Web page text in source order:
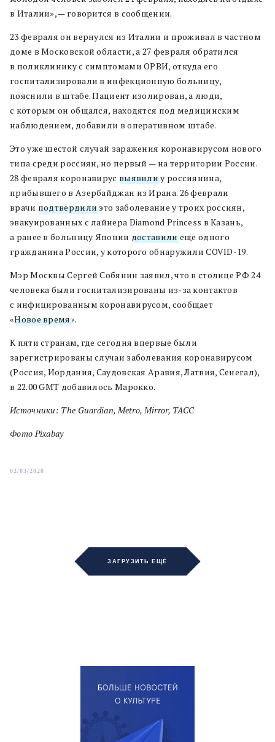
в Италии», — говорится в сообщении.
23 февраля он вернулся из Италии и проживал в частном
доме в Московской области, а 27 февраля обратился
в поликлинику с симптомами ОРВИ, откуда его
госпитализировали в инфекционную больницу,
пояснили в штабе. Пациент изолирован, а люди,
с которым он общался, находятся под медицинским
наблюдением, добавили в оперативном штабе.
Это уже шестой случай заражения коронавирусом нового
типа среди россиян, но первый — на территории России.
28 февраля коронавирус выявилиу россиянина,
прибывшего в Азербайджан из Ирана. 26 феврали
врачи подтвердилиэто заболевание у троих россиян,
эвакуированных с лайнера Diamond Princess в Казань,
а ранее в больницу Японии доставилиеще одного
гражданина России, у которого обнаружили COVID-19.
Мэр Москвы Сергей Собянин заявил, что в столице РФ 24
человека были госпитализированы из-за контактов
с инфицированным коронавирусом, сообщает
«Новое время».
К пяти странам, где сегодня впервые были
зарегистрированы случаи заболевания коронавирусом
(Россия, Иордания, Саудовская Аравия, Латвия, Сенегал),
в 22.00 GMT добавилось Марокко.
Источники: The Guardian, Metro, Mirror, ТАСС
Фото Pixabay
02/03/2020
ЗАГРУЗИТЬ ЕЩЁ